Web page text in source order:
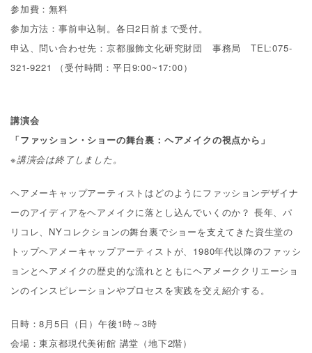
参加費：無料
参加方法：事前申込制。各日2日前まで受付。
申込、問い合わせ先：京都服飾文化研究財団 事務局 TEL:075-
321-9221 （受付時間：平日9:00~17:00）
講演会
「ファッション・ショーの舞台裏：ヘアメイクの視点から」
※講演会は終了しました。
ヘアメーキャップアーティストはどのようにファッションデザイナ
ーのアイディアをヘアメイクに落とし込んでいくのか？ 長年、パ
リコレ、NYコレクションの舞台裏でショーを支えてきた資生堂の
トップヘアメーキャップアーティストが、1980年代以降のファッシ
ョンとヘアメイクの歴史的な流れとともにヘアメーククリエーショ
ンのインスピレーションやプロセスを実践を交え紹介する。
日時：8月5日（日）午後1時～3時
会場：東京都現代美術館 講堂（地下2階）